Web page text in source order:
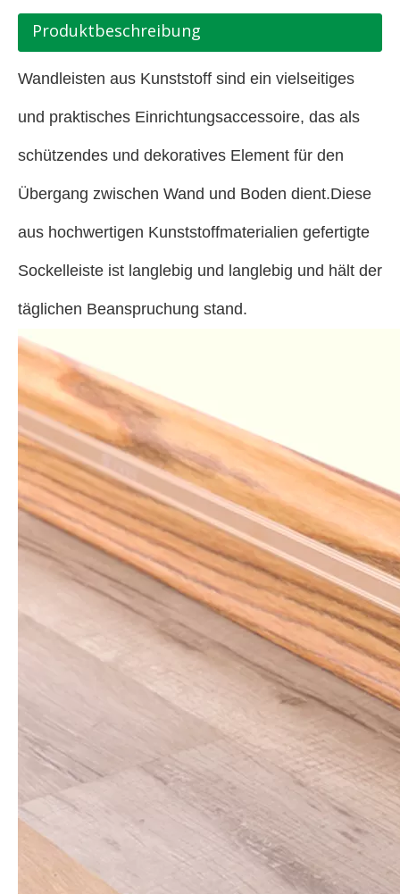
Produktbeschreibung
Wandleisten aus Kunststoff sind ein vielseitiges
und praktisches Einrichtungsaccessoire, das als
schützendes und dekoratives Element für den
Übergang zwischen Wand und Boden dient.Diese
aus hochwertigen Kunststoffmaterialien gefertigte
Sockelleiste ist langlebig und langlebig und hält der
täglichen Beanspruchung stand.